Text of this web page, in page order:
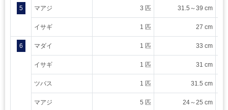
5 マアジ 3 匹 31.5～39 cm
イサギ 1 匹 27 cm
6 マダイ 1 匹 33 cm
イサギ 1 匹 31 cm
ツバス 1 匹 31.5 cm
マアジ 5 匹 24～25 cm